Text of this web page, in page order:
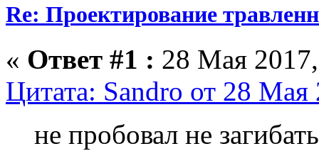
Re: Проектирование
« Ответ #1 : 28 Мая
Цитата: Sandro от 28
не пробовал не